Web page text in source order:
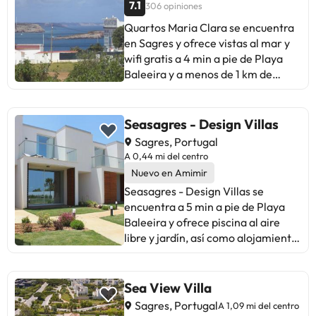
desconectar, perfecto para
amantes de la tranquilidad y vistas
impresionantes. ¡Un refugio
encantador en un entorno único!
7.1 306 opiniones
Quartos Maria Clara se encuentra
en Sagres y ofrece vistas al mar y
wifi gratis a 4 min a pie de Playa
Baleeira y a menos de 1 km de
ducha y secador de pelo. Praia do
Martinhal está a menos de 1 km del
alojamiento, y Golf Santo António
está a 17 km. El aeropuerto más
a 118 km del alojamiento.En este
alojamiento no se pueden celebrar
despedidas de soltero o soltera ni
fiestas similares. Informa a con
apartado de peticiones especiales
al hacer la reserva o ponerte en
Seasagres - Design Villas
Sagres, Portugal
A 0,44 mi del centro
Nuevo en Amimir
Seasagres - Design Villas se
encuentra a 5 min a pie de Playa
Baleeira y ofrece piscina al aire
libre y jardín, así como alojamiento
vistas al mar, zona de estar, TV de
pantalla plana vía satélite, cocina
Sea View Villa
Sagres, PortugalA 1,09 mi del centro